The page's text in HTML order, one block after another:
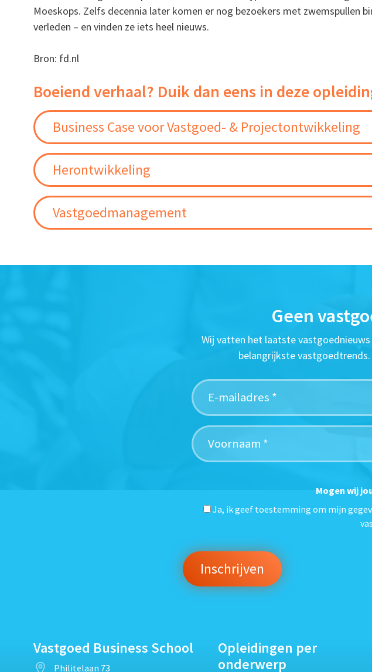
Moeskops. Zelfs decennia later komen er nog bezoekers met zwemspullen
verleden – en vinden ze iets heel nieuws.
Bron: fd.nl
Boeiend verhaal? Duik dan eens in deze
Business Case voor Vastgoed- & Projectontwikkeling
Herontwikkeling
Vastgoedmanagement
Geen
Wij vatten het laatste
belangrijkste
Mogen wij
Ja, ik geef toestemming om mijn
Vastgoed Business School
Philitelaan 73
Opleidingen per
onderwerp